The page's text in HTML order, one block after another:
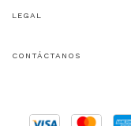
LEGAL
CONTÁCTANOS